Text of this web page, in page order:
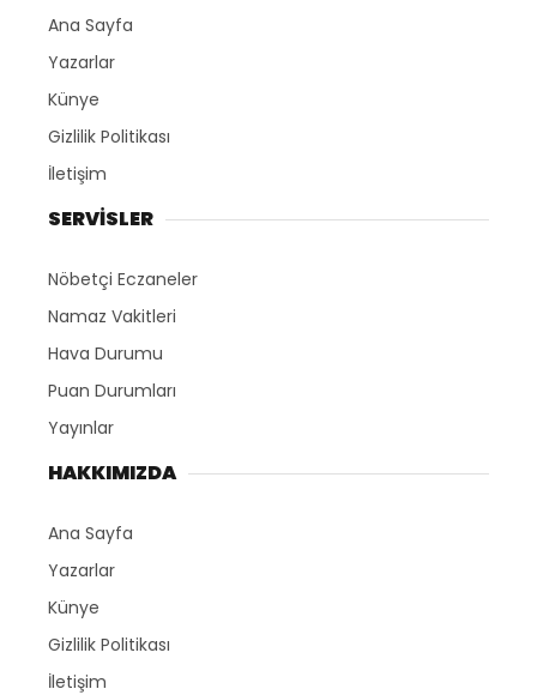
Ana Sayfa
Yazarlar
Künye
Gizlilik Politikası
İletişim
SERVİSLER
Nöbetçi Eczaneler
Namaz Vakitleri
Hava Durumu
Puan Durumları
Yayınlar
HAKKIMIZDA
Ana Sayfa
Yazarlar
Künye
Gizlilik Politikası
İletişim